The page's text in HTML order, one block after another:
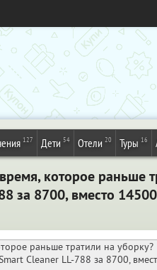
127 Дети 54 Отели 20 Туры 16
которое раньше
за 8700, вместо